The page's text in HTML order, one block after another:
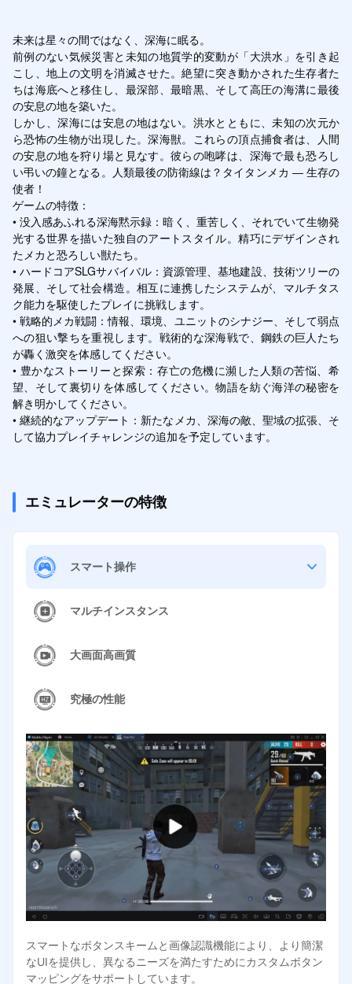
未来は星々の間ではなく、深海に眠る。
前例のない気候災害と未知の地質学的変動が「大洪水」を引き起
こし、地上の文明を消滅させた。絶望に突き動かされた生存者た
ちは海底へと移住し、最深部、最暗黒、そして高圧の海溝に最後
の安息の地を築いた。
しかし、深海には安息の地はない。洪水とともに、未知の次元か
ら恐怖の生物が出現した。深海獣。これらの頂点捕食者は、人間
の安息の地を狩り場と見なす。彼らの咆哮は、深海で最も恐ろし
い弔いの鐘となる。人類最後の防衛線は？タイタンメカ ― 生存の
使者！
ゲームの特徴：
• 没入感あふれる深海黙示録：暗く、重苦しく、それでいて生物発
光する世界を描いた独自のアートスタイル。精巧にデザインされ
たメカと恐ろしい獣たち。
• ハードコアSLGサバイバル：資源管理、基地建設、技術ツリーの
発展、そして社会構造。相互に連携したシステムが、マルチタス
ク能力を駆使したプレイに挑戦します。
• 戦略的メカ戦闘：情報、環境、ユニットのシナジー、そして弱点
への狙い撃ちを重視します。戦術的な深海戦で、鋼鉄の巨人たち
が轟く激突を体感してください。
• 豊かなストーリーと探索：存亡の危機に瀕した人類の苦悩、希
望、そして裏切りを体感してください。物語を紡ぐ海洋の秘密を
解き明かしてください。
• 継続的なアップデート：新たなメカ、深海の敵、聖域の拡張、そ
して協力プレイチャレンジの追加を予定しています。
エミュレーターの特徴
スマート操作
マルチインスタンス
大画面高画質
究極の性能
スマートなボタンスキームと画像認識機能により、より簡潔
なUIを提供し、異なるニーズを満たすためにカスタムボタン
マッピングをサポートしています。